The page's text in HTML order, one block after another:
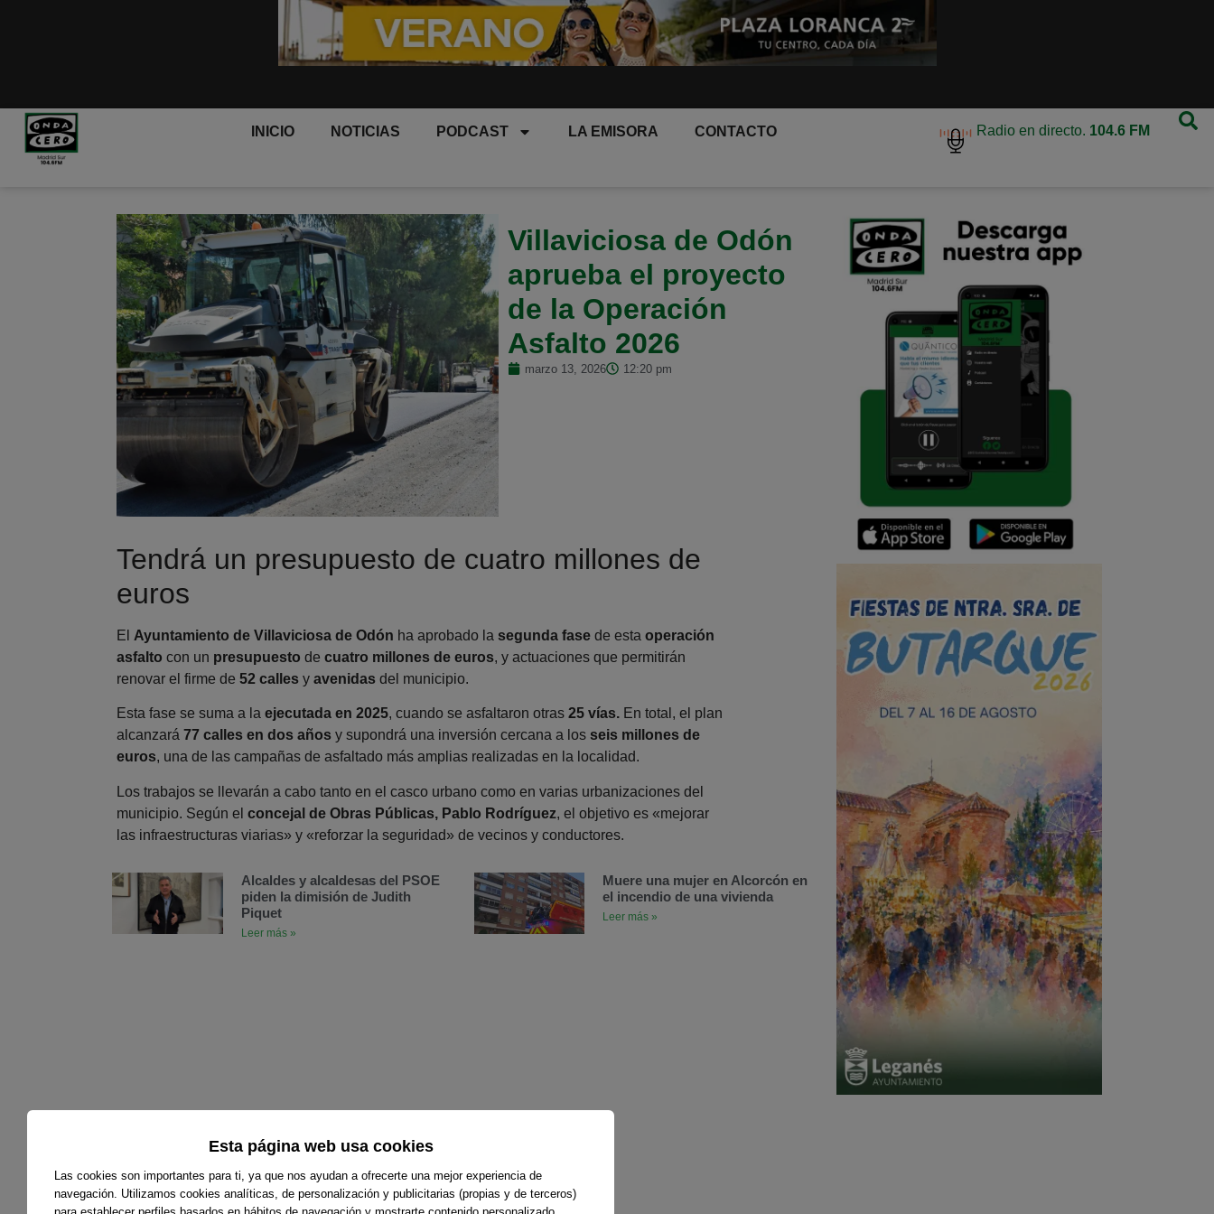
Esta página web usa cookies
Las cookies son importantes para ti, ya que nos ayudan a ofrecerte una mejor experiencia de
navegación. Utilizamos cookies analíticas, de personalización y publicitarias (propias y de terceros)
INICIO NOTICIAS PODCAST LA EMISORA CONTACTO Radio en directo. 104.6 FM
Villaviciosa de Odón
aprueba el proyecto
de la Operación
Asfalto 2026
marzo 13, 2026 12:20 pm
Tendrá un presupuesto de cuatro millones de
euros
El Ayuntamiento de Villaviciosa de Odón ha aprobado lasegunda fase de estaoperación
asfalto con un presupuestodecuatro millones de euros, y actuaciones que permitirán
renovar el firme de52 calles yavenidasdel municipio.
Esta fase se suma a laejecutada en 2025, cuando se asfaltaron otras25 vías. En total, el plan
alcanzará77 calles en dos años y supondrá una inversión cercana a losseis millones de
euros, una de las campañas de asfaltado más amplias realizadas en la localidad.
Los trabajos se llevarán a cabo tanto en el casco urbano como en varias urbanizaciones del
municipio. Según elconcejal de Obras Públicas, Pablo Rodríguez, el objetivo es «mejorar
las infraestructuras viarias» y «reforzar la seguridad» de vecinos y conductores.
Alcaldes y alcaldesas del PSOE
piden la dimisión de Judith
Piquet
Leer más »
Muere una mujer en Alcorcón en
el incendio de una vivienda
Leer más »